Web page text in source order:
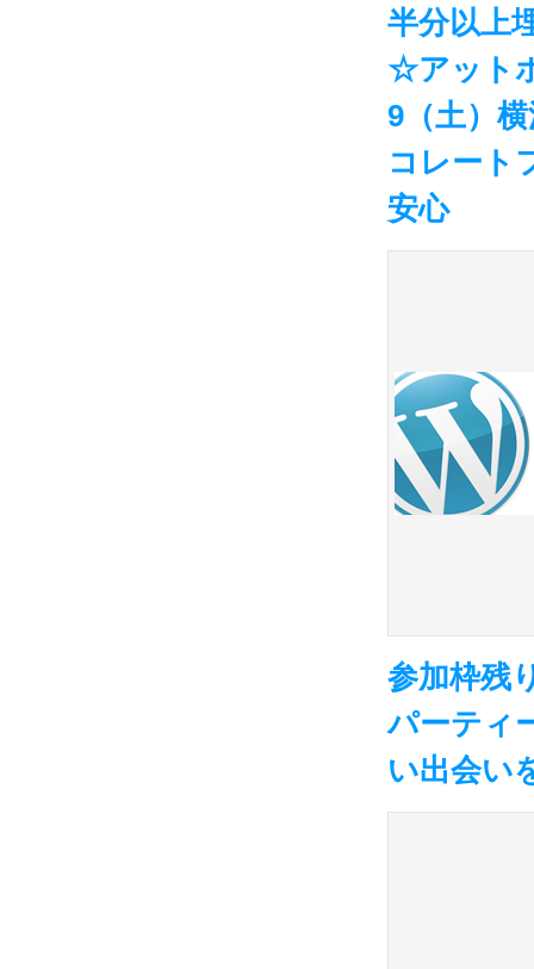
半分以上
☆アット
9（土）
コレート
安心
参加枠残
パーティ
い出会い